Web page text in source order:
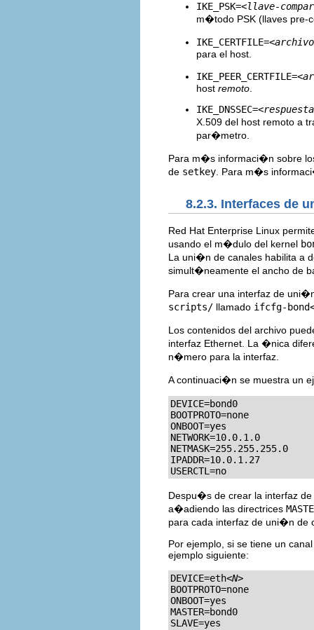
IKE_PSK=<llave-
m�todo PSK (llaves pre-
IKE_CERTFILE=
para el host.
IKE_PEER_CERTFILE=
host remoto
IKE_DNSSEC=
X.509 del host remoto a
par�metro.
Para m�s informaci�n sobre
de setkey . Para m�s
8.2.3. Interfaces de
Red Hat Enterprise Linux
usando el m�dulo del kernel
La uni�n de canales habilita a
simult�neamente el ancho de
Para crear una interfaz de
scripts/ llamado ifcfg-bond
Los contenidos del archivo
interfaz Ethernet. La �nica
n�mero para la interfaz.
A continuaci�n se muestra un
DEVICE=bond0
BOOTPROTO=none
ONBOOT=yes
NETWORK=10.0.1.0
NETMASK=255.255.255.0
IPADDR=10.0.1.27
USERCTL=no
Despu�s de crear la interfaz
a�adiendo las directrices
para cada interfaz de uni�n de
Por ejemplo, si se tiene un
ejemplo siguiente:
DEVICE=eth<N>
BOOTPROTO=none
ONBOOT=yes
MASTER=bond0
SLAVE=yes